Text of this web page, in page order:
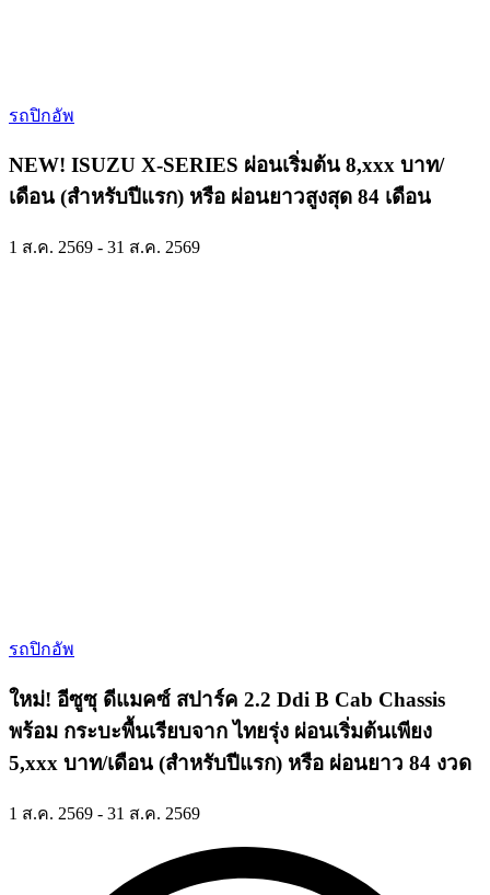
รถปิกอัพ
NEW! ISUZU X-SERIES ผ่อนเริ่มต้น 8,xxx บาท/
เดือน (สำหรับปีแรก) หรือ ผ่อนยาวสูงสุด 84 เดือน
1 ส.ค. 2569 - 31 ส.ค. 2569
รถปิกอัพ
ใหม่! อีซูซุ ดีแมคซ์ สปาร์ค 2.2 Ddi B Cab Chassis
พร้อม กระบะพื้นเรียบจาก ไทยรุ่ง ผ่อนเริ่มต้นเพียง
5,xxx บาท/เดือน (สำหรับปีแรก) หรือ ผ่อนยาว 84 งวด
1 ส.ค. 2569 - 31 ส.ค. 2569